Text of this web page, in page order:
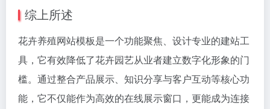
综上所述
花卉养殖网站模板是一个功能聚焦、设计专业的建站工
具，它有效降低了花卉园艺从业者建立数字化形象的门
槛。通过整合产品展示、知识分享与客户互动等核心功
能，它不仅能作为高效的在线展示窗口，更能成为连接